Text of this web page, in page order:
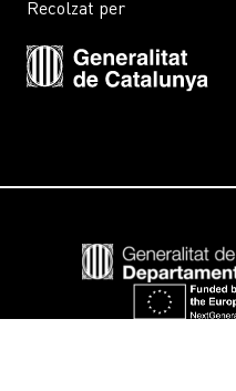
Recolzat per